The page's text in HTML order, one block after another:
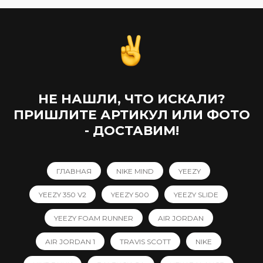
НЕ НАШЛИ, ЧТО ИСКАЛИ?
ПРИШЛИТЕ АРТИКУЛ ИЛИ ФОТО
- ДОСТАВИМ!
ГЛАВНАЯ NIKE MIND YEEZY
YEEZY 350 V2 YEEZY 500 YEEZY SLIDE
YEEZY FOAM RUNNER AIR JORDAN
AIR JORDAN 1 TRAVIS SCOTT NIKE